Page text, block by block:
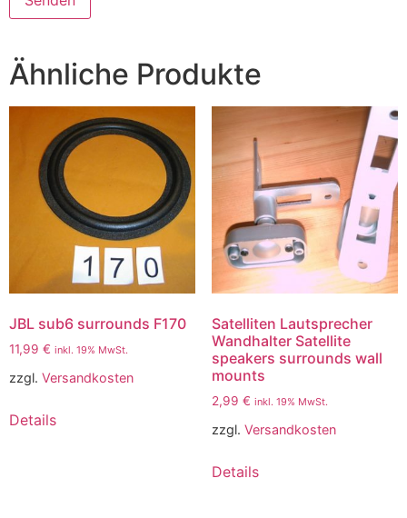
Ähnliche Produkte
JBL sub6 surrounds F170
11,99 € inkl. 19% MwSt.
zzgl. Versandkosten
Details
Satelliten Lautsprecher
Wandhalter Satellite
speakers surrounds wall
mounts
2,99 € inkl. 19% MwSt.
zzgl. Versandkosten
Details